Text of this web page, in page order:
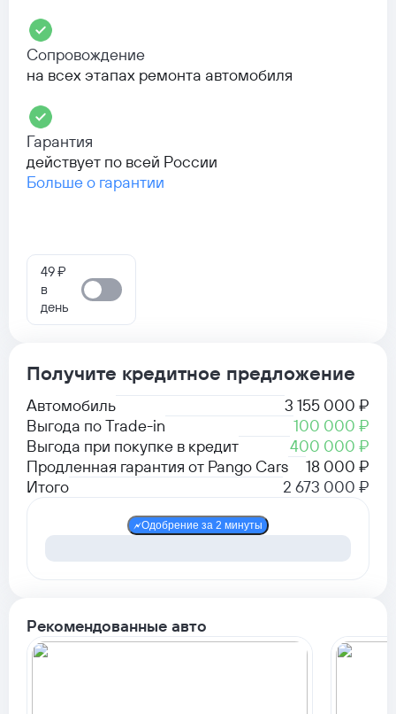
Сопровождение
на всех этапах ремонта автомобиля
Гарантия
действует по всей России
Больше о гарантии
49 ₽
в
день
Получите кредитное предложение
Автомобиль
3 155 000 ₽
Выгода по Trade-in
100 000 ₽
Выгода при покупке в кредит
400 000 ₽
Продленная гарантия от Pango Cars
18 000 ₽
Итого
2 673 000 ₽
Одобрение за 2 минуты
Рекомендованные авто